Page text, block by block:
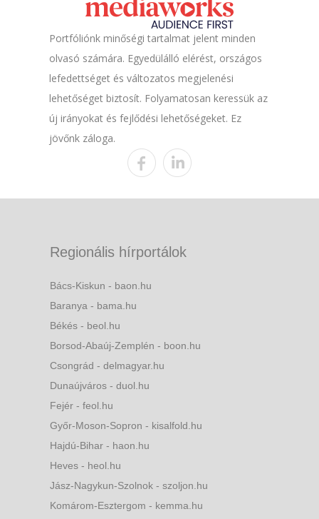
Portfóliónk minőségi tartalmat jelent minden
olvasó számára. Egyedülálló elérést, országos
lefedettséget és változatos megjelenési
lehetőséget biztosít. Folyamatosan keressük az
új irányokat és fejlődési lehetőségeket. Ez
jövőnk záloga.
Regionális hírportálok
Bács-Kiskun - baon.hu
Baranya - bama.hu
Békés - beol.hu
Borsod-Abaúj-Zemplén - boon.hu
Csongrád - delmagyar.hu
Dunaújváros - duol.hu
Fejér - feol.hu
Győr-Moson-Sopron - kisalfold.hu
Hajdú-Bihar - haon.hu
Heves - heol.hu
Jász-Nagykun-Szolnok - szoljon.hu
Komárom-Esztergom - kemma.hu